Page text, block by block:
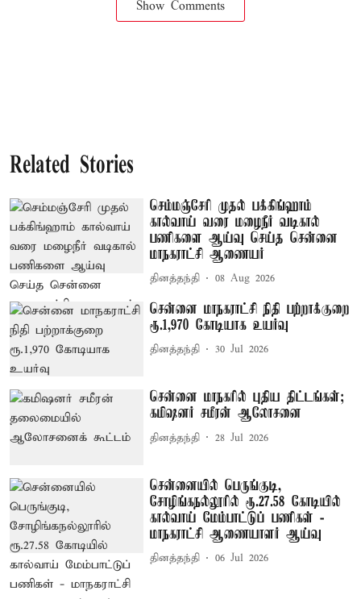
Show Comments
Related Stories
செம்மஞ்சேரி முதல் பக்கிங்ஹாம்
கால்வாய் வரை மழைநீர் வடிகால்
பணிகளை ஆய்வு செய்த சென்னை
மாநகராட்சி ஆணையர்
தினத்தந்தி 08 Aug 2026
சென்னை மாநகராட்சி நிதி பற்றாக்குறை
ரூ.1,970 கோடியாக உயர்வு
தினத்தந்தி 30 Jul 2026
சென்னை மாநகரில் புதிய திட்டங்கள்;
கமிஷனர் சமீரன் ஆலோசனை
தினத்தந்தி 28 Jul 2026
சென்னையில் பெருங்குடி,
சோழிங்கநல்லூரில் ரூ.27.58 கோடியில்
கால்வாய் மேம்பாட்டுப் பணிகள் -
மாநகராட்சி ஆணையாளர் ஆய்வு
தினத்தந்தி 06 Jul 2026